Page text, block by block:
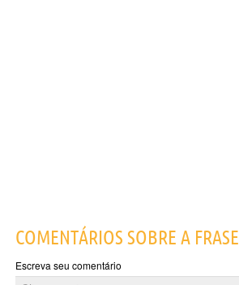
COMENTÁRIOS SOBRE A FRASE
Escreva seu comentário